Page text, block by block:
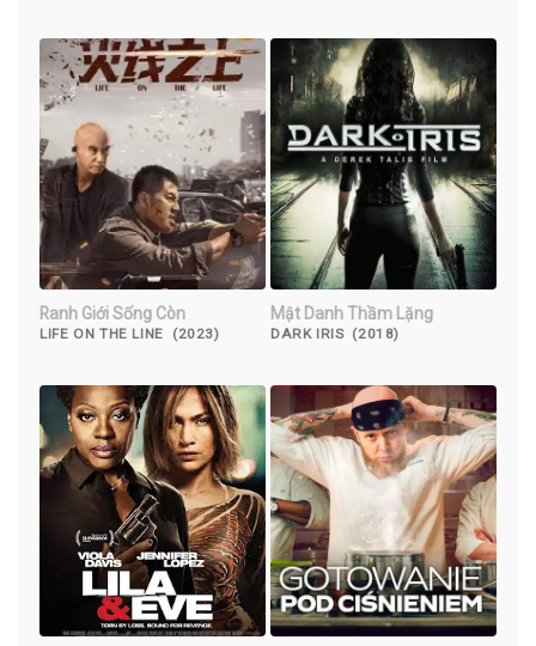
Ranh Giới Sống Còn
LIFE ON THE LINE (2023)
Mật Danh Thầm Lặng
DARK IRIS (2018)